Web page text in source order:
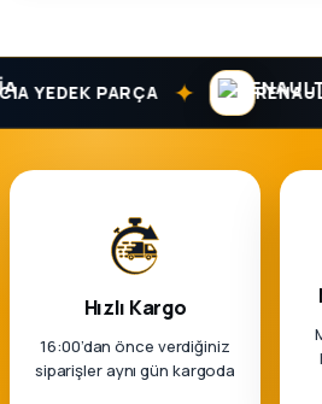
YEDEK PARÇA ✦ RENAULT
Hızlı Kargo
16:00’dan önce verdiğiniz
siparişler aynı gün kargoda